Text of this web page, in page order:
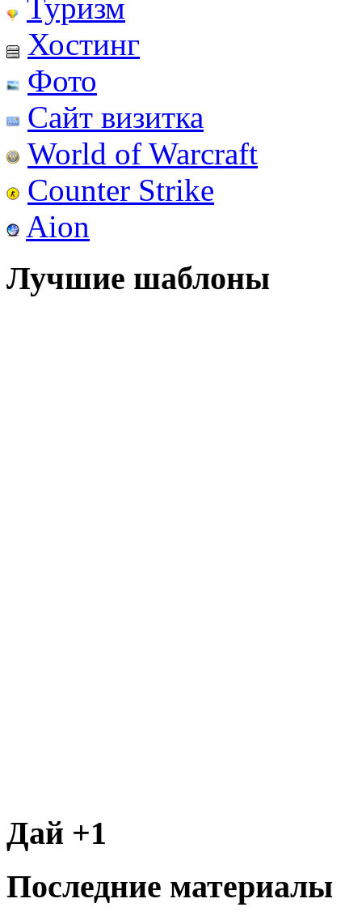
Туризм
Хостинг
Фото
Сайт визитка
World of Warcraft
Counter Strike
Aion
Лучшие шаблоны
Дай +1
Последние материалы